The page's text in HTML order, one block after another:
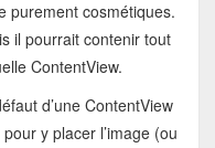
purement cosmétiques.
il pourrait contenir tout
ContentView.
d’une ContentView
y placer l’image (ou